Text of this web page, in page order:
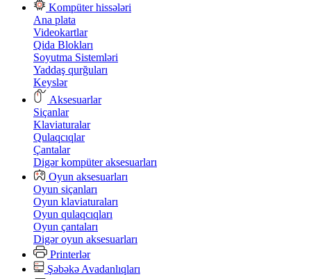
Kompüter hissələri
Ana plata
Videokartlar
Qida Blokları
Soyutma Sistemləri
Yaddaş qurğuları
Keyslər
Aksesuarlar
Siçanlar
Klaviaturalar
Qulaqcıqlar
Çantalar
Digər kompüter aksesuarları
Oyun aksesuarları
Oyun siçanları
Oyun klaviaturaları
Oyun qulaqcıqları
Oyun çantaları
Digər oyun aksesuarları
Printerlər
Şəbəkə Avadanlıqları